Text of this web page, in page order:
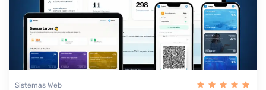
Sistemas Web